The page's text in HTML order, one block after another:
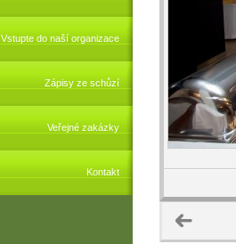
Vstupte do naší organizace
Zápisy ze schůzí
Veřejné zakázky
Kontakt